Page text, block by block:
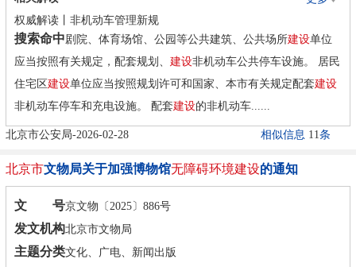
权威解读丨非机动车管理新规
新规护航·平安骑行丨新修订的《北京市非机动车管理条例》自2026年5月1日起施行
搜索命中剧院、体育场馆、公园等公共建筑、公共场所建设单位
应当按照有关规定，配套规划、 建设非机动车公共停车设施。 居民
住宅区建设单位应当按照规划许可和国家、本市有关规定配套建设
非机动车停车和充电设施。 配套建设的非机动车......
北京市公安局-2026-02-28 相似信息 11条
北京市文物局关于加强博物馆无障碍环境建设的通知
文 号京文物〔2025〕886号
发文机构北京市文物局
主题分类文化、广电、新闻出版